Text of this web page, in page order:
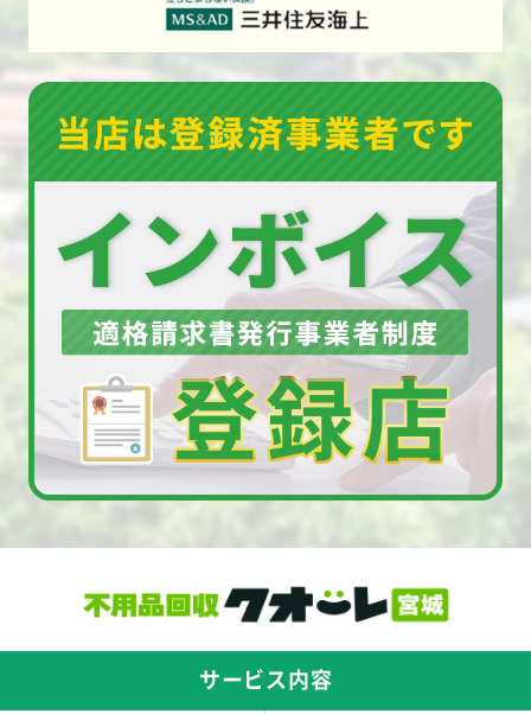
サービス内容